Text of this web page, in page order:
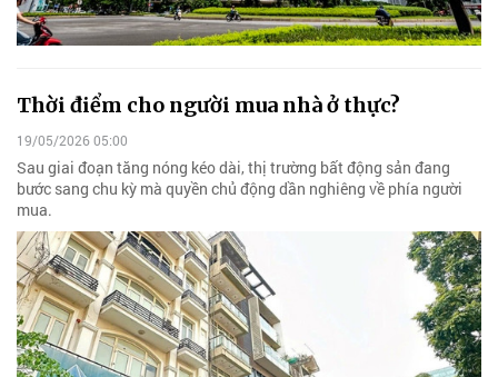
Thời điểm cho người mua nhà ở thực?
19/05/2026 05:00
Sau giai đoạn tăng nóng kéo dài, thị trường bất động sản đang
bước sang chu kỳ mà quyền chủ động dần nghiêng về phía người
mua.